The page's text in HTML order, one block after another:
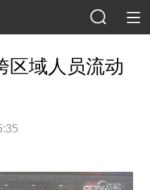
区域人员流动